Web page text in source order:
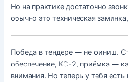
Но на практике достаточно
обычно это техническая
Победа в тендере — не финиш.
обеспечение, КС-2, приёмка —
внимания. Но теперь у тебя есть